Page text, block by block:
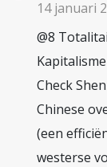
14 januari
@8
Check
Chinese
(een
westerse